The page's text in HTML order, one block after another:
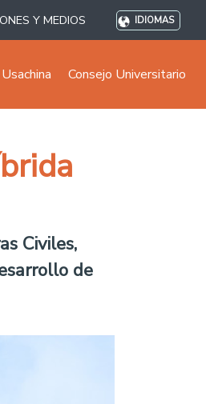
Y MEDIOS IDIOMAS
Consejo Universitario
Civiles,
de